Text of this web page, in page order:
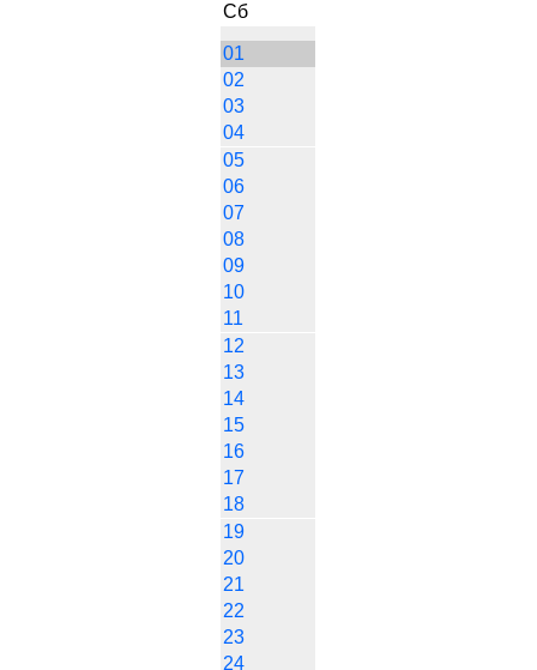
Сб
01
02
03
04
05
06
07
08
09
10
11
12
13
14
15
16
17
18
19
20
21
22
23
24